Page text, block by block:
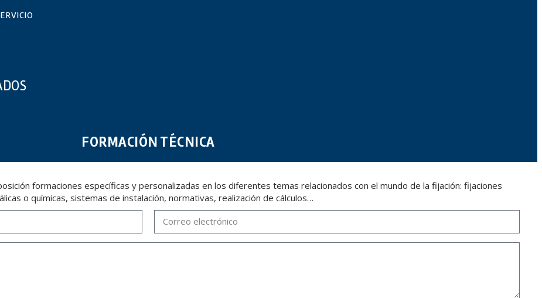
FORMACIÓN TÉCNICA
formaciones específicas y personalizadas en los diferentes temas relacionados con el mundo de la fijación: fijaciones
o químicas, sistemas de instalación, normativas, realización de cálculos…